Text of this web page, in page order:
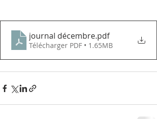
journal décembre.pdf
Télécharger PDF • 1.65MB